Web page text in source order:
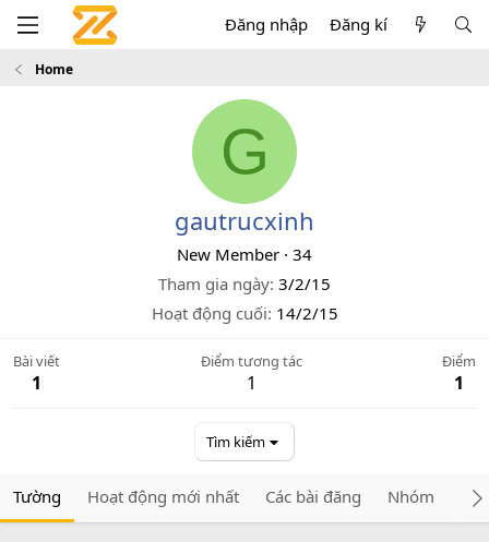
Đăng nhập Đăng kí
Home
G
gautrucxinh
New Member · 34
Tham gia ngày 3/2/15
Hoạt động cuối 14/2/15
Bài viết
1
Điểm tương tác
1
Điểm
1
Tìm kiếm
Tường Hoạt động mới nhất Các bài đăng Nhóm